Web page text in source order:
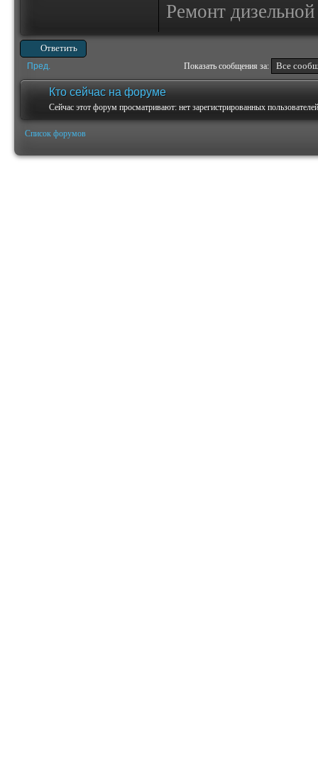
Ремонт
Ответить
Пред. Показать сообщения за:
Кто сейчас на форуме
Сейчас этот форум просматривают: нет зарегистрированных
Список форумов